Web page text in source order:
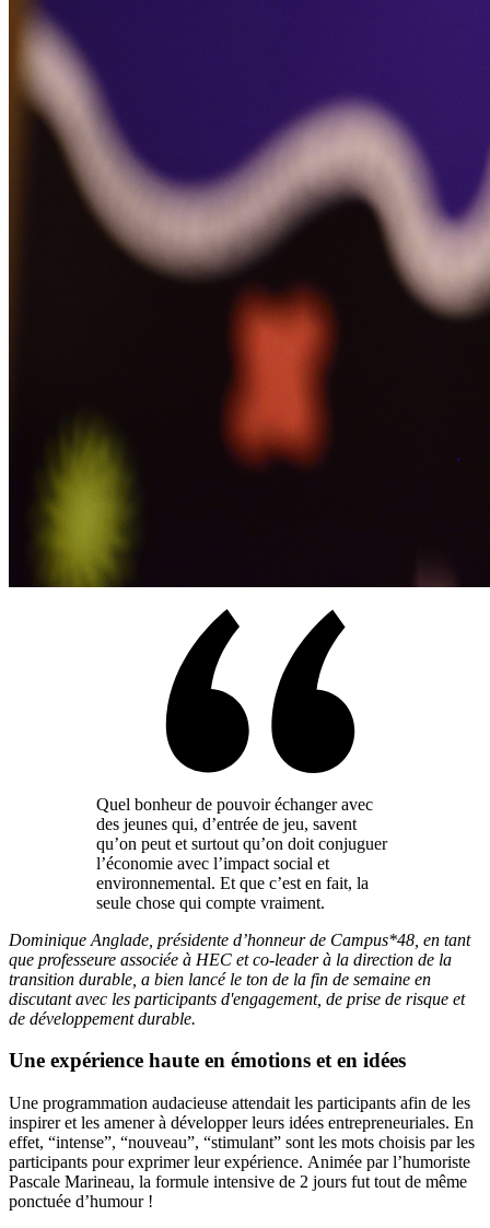
Quel bonheur de pouvoir échanger avec
des jeunes qui, d’entrée de jeu, savent
qu’on peut et surtout qu’on doit conjuguer
l’économie avec l’impact social et
environnemental. Et que c’est en fait, la
seule chose qui compte vraiment.
Dominique Anglade, présidente d’honneur de Campus*48, en tant
que professeure associée à HEC et co-leader à la direction de la
transition durable, a bien lancé le ton de la fin de semaine en
discutant avec les participants d'engagement, de prise de risque et
de développement durable.
Une expérience haute en émotions et en idées
Une programmation audacieuse attendait les participants afin de les
inspirer et les amener à développer leurs idées entrepreneuriales. En
effet, “intense”, “nouveau”, “stimulant” sont les mots choisis par les
participants pour exprimer leur expérience. Animée par l’humoriste
Pascale Marineau, la formule intensive de 2 jours fut tout de même
ponctuée d’humour !